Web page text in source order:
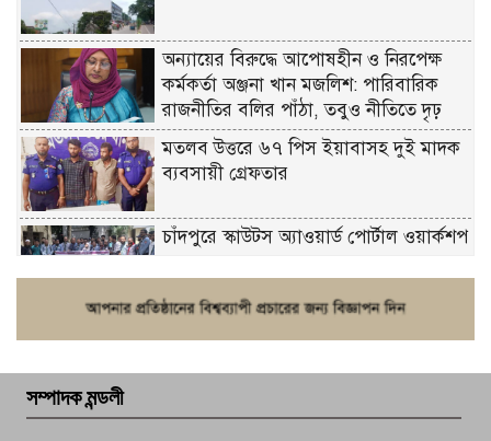
অন্যায়ের বিরুদ্ধে আপোষহীন ও নিরপেক্ষ
কর্মকর্তা অঞ্জনা খান মজলিশ: পারিবারিক
রাজনীতির বলির পাঁঠা, তবুও নীতিতে দৃঢ়
মতলব উত্তরে ৬৭ পিস ইয়াবাসহ দুই মাদক
ব্যবসায়ী গ্রেফতার
চাঁদপুরে স্কাউটস অ্যাওয়ার্ড পোর্টাল ওয়ার্কশপ
সম্পাদক মন্ডলী